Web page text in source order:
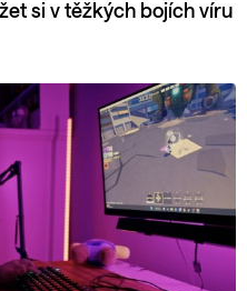
si v těžkých bojích víru